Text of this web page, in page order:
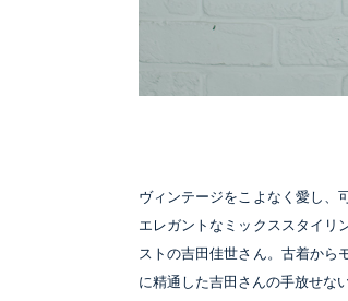
ヴィンテージをこよなく愛し、
エレガントなミックススタイリ
ストの吉田佳世さん。古着から
に精通した吉田さんの手放せな